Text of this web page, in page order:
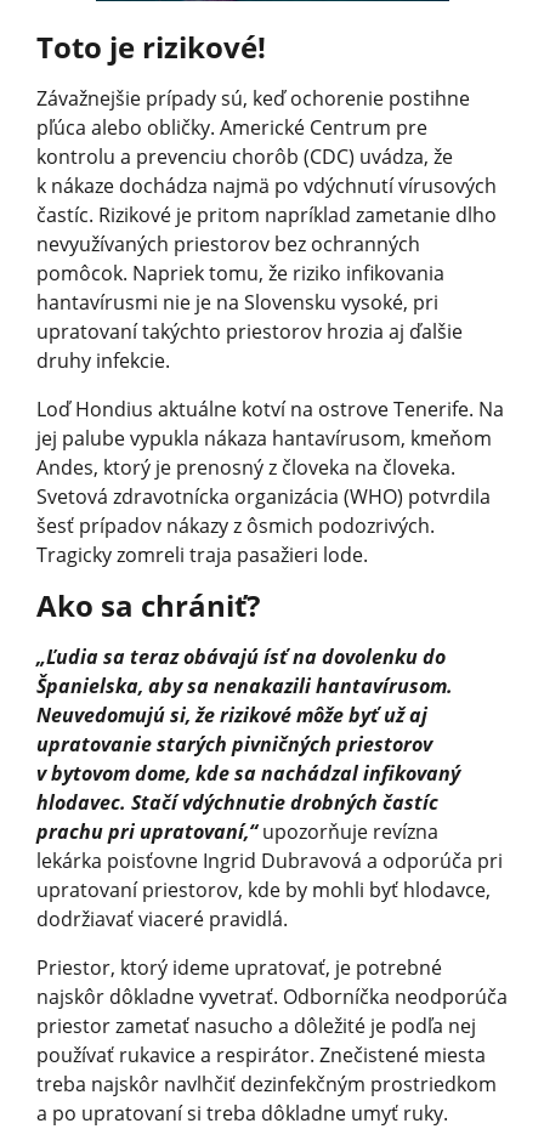
Toto je rizikové!
Závažnejšie prípady sú, keď ochorenie postihne
pľúca alebo obličky. Americké Centrum pre
kontrolu a prevenciu chorôb (CDC) uvádza, že
k nákaze dochádza najmä po vdýchnutí vírusových
častíc. Rizikové je pritom napríklad zametanie dlho
nevyužívaných priestorov bez ochranných
pomôcok. Napriek tomu, že riziko infikovania
hantavírusmi nie je na Slovensku vysoké, pri
upratovaní takýchto priestorov hrozia aj ďalšie
druhy infekcie.
Loď Hondius aktuálne kotví na ostrove Tenerife. Na
jej palube vypukla nákaza hantavírusom, kmeňom
Andes, ktorý je prenosný z človeka na človeka.
Svetová zdravotnícka organizácia (WHO) potvrdila
šesť prípadov nákazy z ôsmich podozrivých.
Tragicky zomreli traja pasažieri lode.
Ako sa chrániť?
„Ľudia sa teraz obávajú ísť na dovolenku do
Španielska, aby sa nenakazili hantavírusom.
Neuvedomujú si, že rizikové môže byť už aj
upratovanie starých pivničných priestorov
v bytovom dome, kde sa nachádzal infikovaný
hlodavec. Stačí vdýchnutie drobných častíc
prachu pri upratovaní,“upozorňuje revízna
lekárka poisťovne Ingrid Dubravová a odporúča pri
upratovaní priestorov, kde by mohli byť hlodavce,
dodržiavať viaceré pravidlá.
Priestor, ktorý ideme upratovať, je potrebné
najskôr dôkladne vyvetrať. Odborníčka neodporúča
priestor zametať nasucho a dôležité je podľa nej
používať rukavice a respirátor. Znečistené miesta
treba najskôr navlhčiť dezinfekčným prostriedkom
a po upratovaní si treba dôkladne umyť ruky.